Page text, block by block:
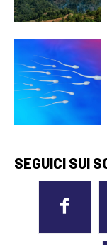
SEGUICI SUI